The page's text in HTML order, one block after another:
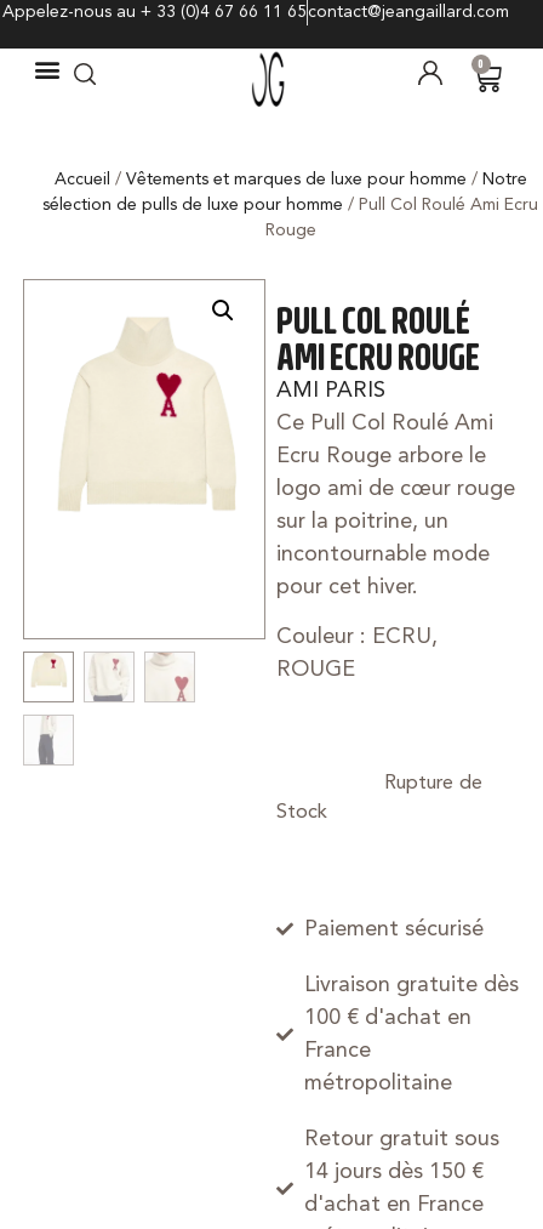
Appelez-nous au + 33 (0)4 67 66 11 65contact@jeangaillard.com
0
Accueil / Vêtements et marques de luxe pour homme / Notre
sélection de pulls de luxe pour homme / Pull Col Roulé Ami Ecru
Rouge
PULL COL ROULÉ
AMI ECRU ROUGE
AMI PARIS
Ce Pull Col Roulé Ami
Ecru Rouge arbore le
logo ami de cœur rouge
sur la poitrine, un
incontournable mode
pour cet hiver.
Couleur : ECRU,
ROUGE
Paiement sécurisé
Livraison gratuite dès
100 € d'achat en
France
métropolitaine
Retour gratuit sous
14 jours dès 150 €
d'achat en France